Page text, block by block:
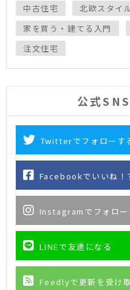
中古住宅
北欧スタイ
家を買う・建てる入門
注文住宅
公式
Twitterでフォローす
Facebookでいいね！
Instagramでフォロー
LINEで友達になる
Feedlyで更新を受け